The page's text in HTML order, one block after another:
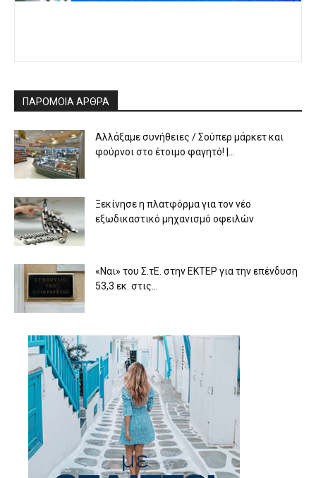
ΠΑΡΟΜΟΙΑ ΑΡΘΡΑ
Αλλάξαμε συνήθειες / Σούπερ μάρκετ και
φούρνοι στο έτοιμο φαγητό! |...
Ξεκίνησε η πλατφόρμα για τον νέο
εξωδικαστικό μηχανισμό οφειλών
«Ναι» του Σ.τΕ. στην ΕΚΤΕΡ για την επένδυση
53,3 εκ. στις...